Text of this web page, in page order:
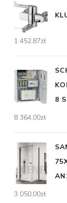
1 452,87zł
8
8 364,00zł
3 050,00zł